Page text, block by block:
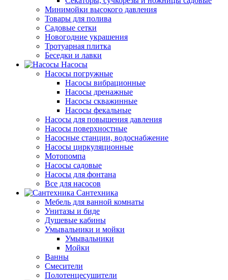
Минимойки высокого давления
Товары для полива
Садовые сетки
Новогодние украшения
Тротуарная плитка
Беседки и лавки
Насосы
Насосы погружные
Насосы вибрационные
Насосы дренажные
Насосы скважинные
Насосы фекальные
Насосы для повышения давления
Насосы поверхностные
Насосные станции, водоснабжение
Насосы циркуляционные
Мотопомпа
Насосы садовые
Насосы для фонтана
Все для насосов
Сантехника
Мебель для ванной комнаты
Унитазы и биде
Душевые кабины
Умывальники и мойки
Умывальники
Мойки
Ванны
Смесители
Полотенцесушители